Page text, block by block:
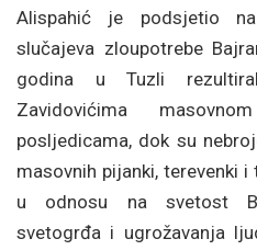
Alispahić je podsjetio
slučajeva zloupotrebe
godina u Tuzli
Zavidovićima
posljedicama, dok su
masovnih pijanki, terevenki
u odnosu na svetost
svetogrđa i ugrožavanja